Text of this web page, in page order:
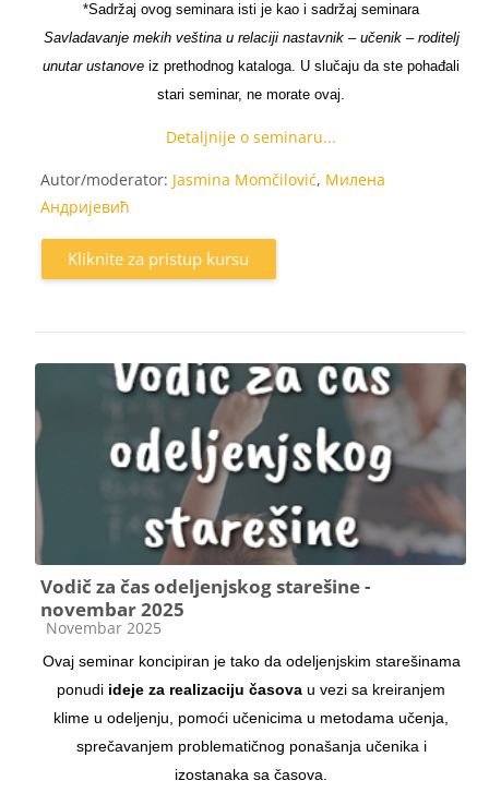
*Sadržaj ovog seminara isti je kao i sadržaj seminara
Savladavanje mekih veština u relaciji nastavnik – učenik – roditelj
unutar ustanove iz prethodnog kataloga. U slučaju da ste pohađali
stari seminar, ne morate ovaj.
Detaljnije o seminaru...
Autor/moderator: Jasmina Momčilović, Милена
Андријевић
Kliknite za pristup kursu
Vodič za čas odeljenjskog starešine -
novembar 2025
Kategorija kursa
Novembar 2025
Ovaj seminar koncipiran je tako da odeljenjskim starešinama
ponudi ideje za realizaciju časova u vezi sa kreiranjem
klime u odeljenju, pomoći učenicima u metodama učenja,
sprečavanjem problematičnog ponašanja učenika i
izostanaka sa časova.